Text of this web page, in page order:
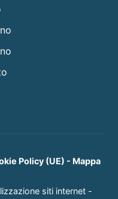
Policy (UE) - Mappa
siti internet-